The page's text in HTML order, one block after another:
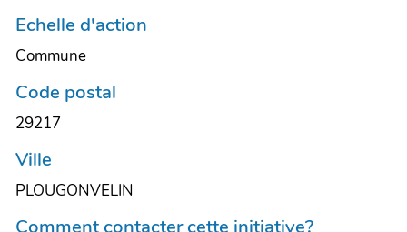
Echelle d'action
Commune
Code postal
29217
Ville
PLOUGONVELIN
Comment contacter cette initiative?